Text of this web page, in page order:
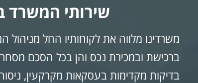
שירותי המשרד
משרדינו מלווה את לקוחותיו החל
ברכישת ובמכירת נכס והן בכל הסכם
בדיקות מקדימות בעסקאות מקרקעין,